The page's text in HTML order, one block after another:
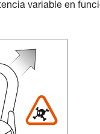
variable en